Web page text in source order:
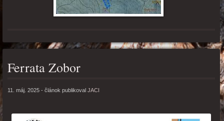
Ferrata Zobor
11. máj. 2025 - článok publikoval JACI